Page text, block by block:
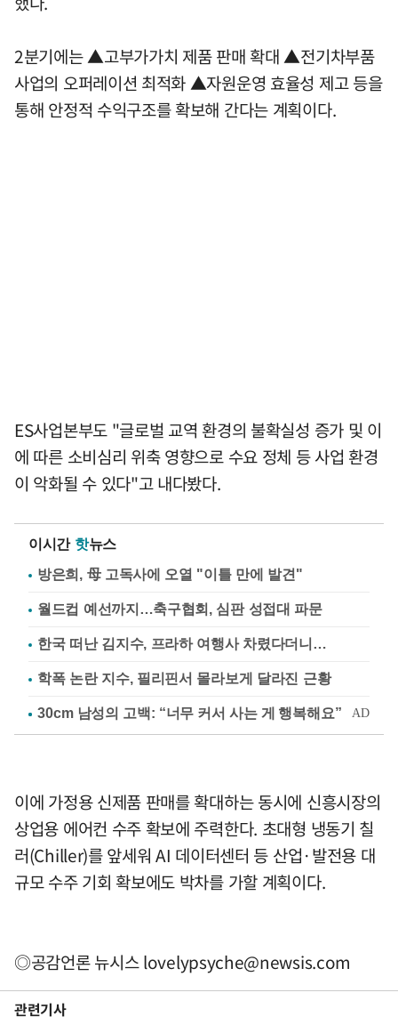
2분기에는 ▲고부가가치 제품 판매 확대 ▲전기차부품
사업의 오퍼레이션 최적화 ▲자원운영 효율성 제고 등을
통해 안정적 수익구조를 확보해 간다는 계획이다.
ES사업본부도 "글로벌 교역 환경의 불확실성 증가 및 이
에 따른 소비심리 위축 영향으로 수요 정체 등 사업 환경
이 악화될 수 있다"고 내다봤다.
이시간 핫뉴스
방은희, 母 고독사에 오열 "이틀 만에 발견"
월드컵 예선까지…축구협회, 심판 성접대 파문
한국 떠난 김지수, 프라하 여행사 차렸다더니…
학폭 논란 지수, 필리핀서 몰라보게 달라진 근황
이에 가정용 신제품 판매를 확대하는 동시에 신흥시장의
상업용 에어컨 수주 확보에 주력한다. 초대형 냉동기 칠
러(Chiller)를 앞세워 AI 데이터센터 등 산업·발전용 대
규모 수주 기회 확보에도 박차를 가할 계획이다.
◎공감언론 뉴시스lovelypsyche@newsis.com
관련기사